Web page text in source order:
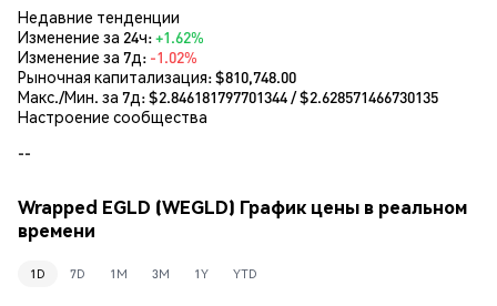
Недавние тенденции
Изменение за 24ч:+1.62%
Изменение за 7д: -1.02%
Рыночная капитализация:$810,748.00
Макс./Мин. за 7д: $2.846181797701344/ $2.628571466730135
Настроение сообщества
--
Wrapped EGLD (WEGLD) График цены в реальном
времени
1D 7D 1M 3M 1Y YTD